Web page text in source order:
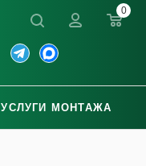
0
УСЛУГИ МОНТАЖА